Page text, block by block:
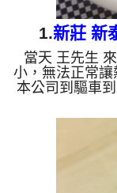
1.新莊 新
當天 王先生
小，無法正常讓
本公司到驅車
重，本公司迅
水龍頭狂噴黃
舒服， 水管清
可痛快的洗澡
管堵塞,